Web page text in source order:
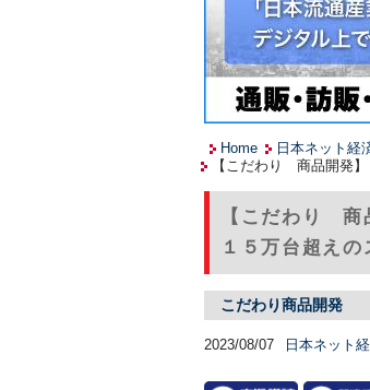
Home 日本ネット経
【こだわり 商品開発
【こだわり
１５万台超えの
こだわり商品開発
2023/08/07 日本ネット